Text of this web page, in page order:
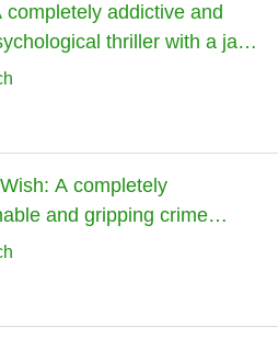
completely addictive and
thriller with a jaw-
A completely
and gripping crime
Gina Harte)